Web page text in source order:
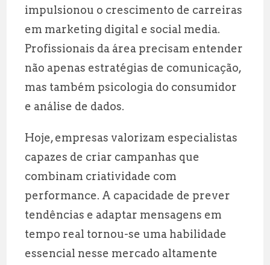
impulsionou o crescimento de carreiras
em marketing digital e social media.
Profissionais da área precisam entender
não apenas estratégias de comunicação,
mas também psicologia do consumidor
e análise de dados.
Hoje, empresas valorizam especialistas
capazes de criar campanhas que
combinam criatividade com
performance. A capacidade de prever
tendências e adaptar mensagens em
tempo real tornou-se uma habilidade
essencial nesse mercado altamente